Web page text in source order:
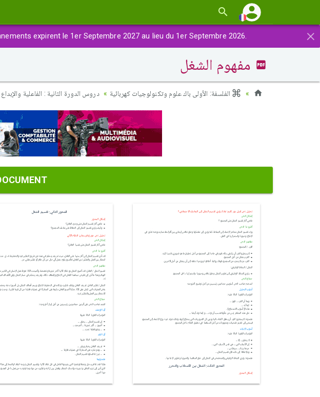
×
expirent le 1er Septembre 2027 au lieu du 1er Septembre 2026.
مفهوم الشغل
الفلسفة: الأولى باك علوم وتكنولوجيات كهربائية دروس الدورة الثانية : الفاعلية والإبداع